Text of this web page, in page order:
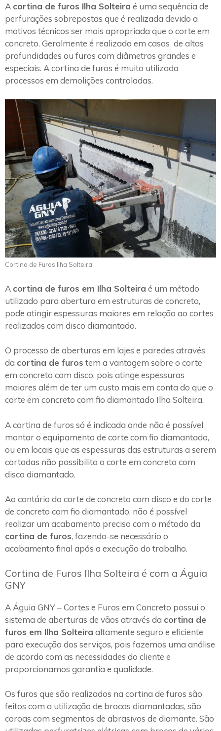
A cortina de furos Ilha Solteira é uma sequência de
perfurações sobrepostas que é realizada devido a
motivos técnicos ser mais apropriada que o corte em
concreto. Geralmente é realizada em casos de altas
profundidades ou furos com diâmetros grandes e
especiais. A cortina de furos é muito utilizada
processos em demolições controladas.
Cortina de Furos Ilha Solteira
A cortina de furos em Ilha Solteira é um método
utilizado para abertura em estruturas de concreto,
pode atingir espessuras maiores em relação ao cortes
realizados com disco diamantado.
O processo de aberturas em lajes e paredes através
da cortina de furos tem a vantagem sobre o corte
em concreto com disco, pois atinge espessuras
maiores além de ter um custo mais em conta do que o
corte em concreto com fio diamantado Ilha Solteira.
A cortina de furos só é indicada onde não é possível
montar o equipamento de corte com fio diamantado,
ou em locais que as espessuras das estruturas a serem
cortadas não possibilita o corte em concreto com
disco diamantado.
Ao contário do corte de concreto com disco e do corte
de concreto com fio diamantado, não é possível
realizar um acabamento preciso com o método da
cortina de furos, fazendo-se necessário o
acabamento final após a execução do trabalho.
Cortina de Furos Ilha Solteira é com a Águia
GNY
A Águia GNY – Cortes e Furos em Concreto possui o
sistema de aberturas de vãos através da cortina de
furos em Ilha Solteira altamente seguro e eficiente
para execução dos serviços, pois fazemos uma análise
de acordo com as necessidades do cliente e
proporcionamos garantia e qualidade.
Os furos que são realizados na cortina de furos são
feitos com a utilização de brocas diamantadas, são
coroas com segmentos de abrasivos de diamante. São